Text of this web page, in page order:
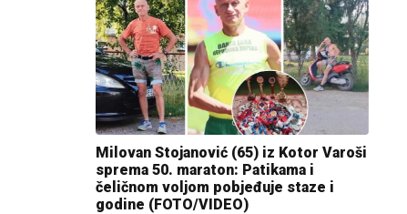
Milovan Stojanović (65) iz Kotor Varoši
sprema 50. maraton: Patikama i
čeličnom voljom pobjeđuje staze i
godine (FOTO/VIDEO)